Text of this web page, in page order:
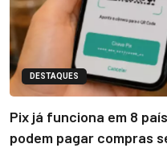
DESTAQUES
Pix já funciona em 8
podem pagar compras